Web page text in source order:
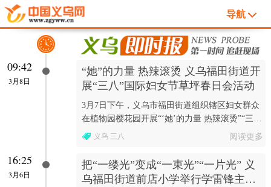
导航
“她”的力量 热辣滚烫 义乌福田街道开
展“三八”国际妇女节草坪春日会活动
3月7日下午，义乌市福田街道组织辖区妇女群众
在植物园樱花园开展“‘她’的力量 热辣滚烫”“三
八”国际妇女节草坪春日会活动。
义乌 三八 阅读更多
09:42
3月8日
把“一缕光”变成“一束光”“一片光” 义
乌福田街道前店小学举行学雷锋主题
16:25
3月6日